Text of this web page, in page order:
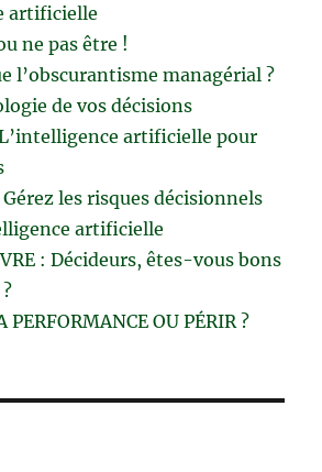
artificielle
ne pas être !
l’obscurantisme managérial ?
de vos décisions
artificielle pour
les risques décisionnels
artificielle
: Décideurs, êtes-vous bons
PERFORMANCE OU PÉRIR ?